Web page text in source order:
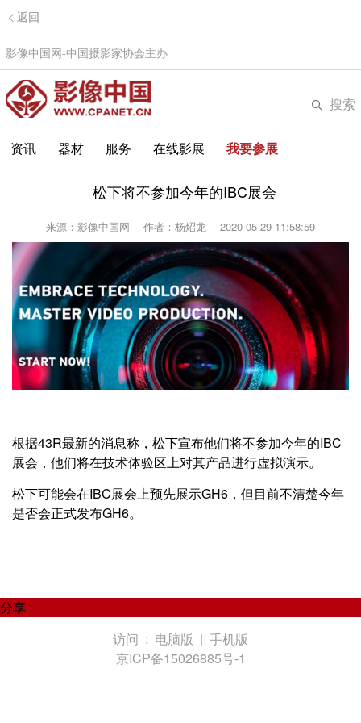
返回
影像中国网-中国摄影家协会主办
搜索
资讯 器材 服务 在线影展 我要参展
松下将不参加今年的IBC展会
来源：影像中国网 作者：杨炤龙 2020-05-29 11:58:59
根据43R最新的消息称，松下宣布他们将不参加今年的IBC
展会，他们将在技术体验区上对其产品进行虚拟演示。
松下可能会在IBC展会上预先展示GH6，但目前不清楚今年
是否会正式发布GH6。
分享
访问 : 电脑版 | 手机版
京ICP备15026885号-1